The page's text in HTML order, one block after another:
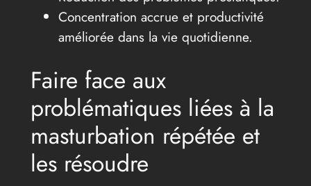
Concentration accrue et productivité
améliorée dans la vie quotidienne.
Faire face aux
problématiques liées à la
masturbation répétée et
les résoudre